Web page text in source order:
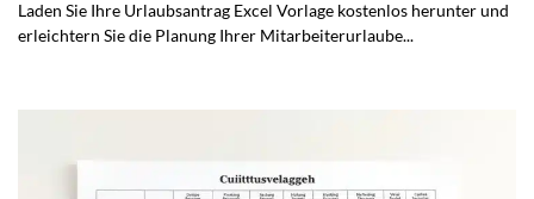
Laden Sie Ihre Urlaubsantrag Excel Vorlage kostenlos herunter und
erleichtern Sie die Planung Ihrer Mitarbeiterurlaube...